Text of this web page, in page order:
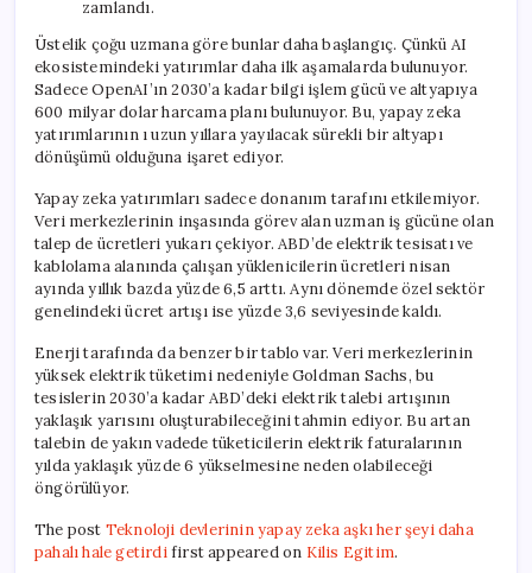
zamlandı.
Üstelik çoğu uzmana göre bunlar daha başlangıç. Çünkü AI
ekosistemindeki yatırımlar daha ilk aşamalarda bulunuyor.
Sadece OpenAI’ın 2030’a kadar bilgi işlem gücü ve altyapıya
600 milyar dolar harcama planı bulunuyor. Bu, yapay zeka
yatırımlarının ı uzun yıllara yayılacak sürekli bir altyapı
dönüşümü olduğuna işaret ediyor.
Yapay zeka yatırımları sadece donanım tarafını etkilemiyor.
Veri merkezlerinin inşasında görev alan uzman iş gücüne olan
talep de ücretleri yukarı çekiyor. ABD’de elektrik tesisatı ve
kablolama alanında çalışan yüklenicilerin ücretleri nisan
ayında yıllık bazda yüzde 6,5 arttı. Aynı dönemde özel sektör
genelindeki ücret artışı ise yüzde 3,6 seviyesinde kaldı.
Enerji tarafında da benzer bir tablo var. Veri merkezlerinin
yüksek elektrik tüketimi nedeniyle Goldman Sachs, bu
tesislerin 2030’a kadar ABD’deki elektrik talebi artışının
yaklaşık yarısını oluşturabileceğini tahmin ediyor. Bu artan
talebin de yakın vadede tüketicilerin elektrik faturalarının
yılda yaklaşık yüzde 6 yükselmesine neden olabileceği
öngörülüyor.
The post Teknoloji devlerinin yapay zeka aşkı her şeyi daha
pahalı hale getirdifirst appeared on Kilis Egitim.